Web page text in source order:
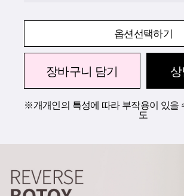
옵션선택하기
장바구니 담기 상
※개개인의 특성에 따라 부작용이 있을
도